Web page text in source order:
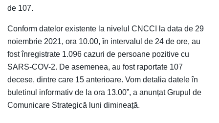
de 107.
Conform datelor existente la nivelul CNCCI la data de 29
noiembrie 2021, ora 10.00, în intervalul de 24 de ore, au
fost înregistrate 1.096 cazuri de persoane pozitive cu
SARS-COV-2. De asemenea, au fost raportate 107
decese, dintre care 15 anterioare. Vom detalia datele în
buletinul informativ de la ora 13.00”, a anunțat Grupul de
Comunicare Strategică luni dimineață.